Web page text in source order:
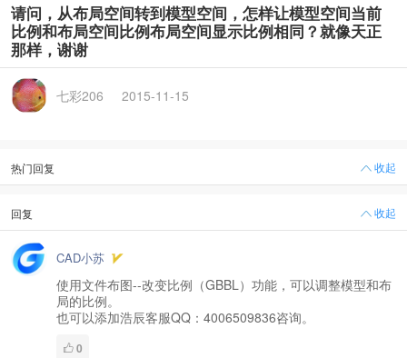
请问，从布局空间转到模型空间，怎样让模型空间当前
比例和布局空间比例布局空间显示比例相同？就像天正
那样，谢谢
七彩206 2015-11-15
热门回复 收起
回复 收起
CAD小苏
使用文件布图--改变比例（GBBL）功能，可以调整模型和布
局的比例。
也可以添加浩辰客服QQ：4006509836咨询。
0